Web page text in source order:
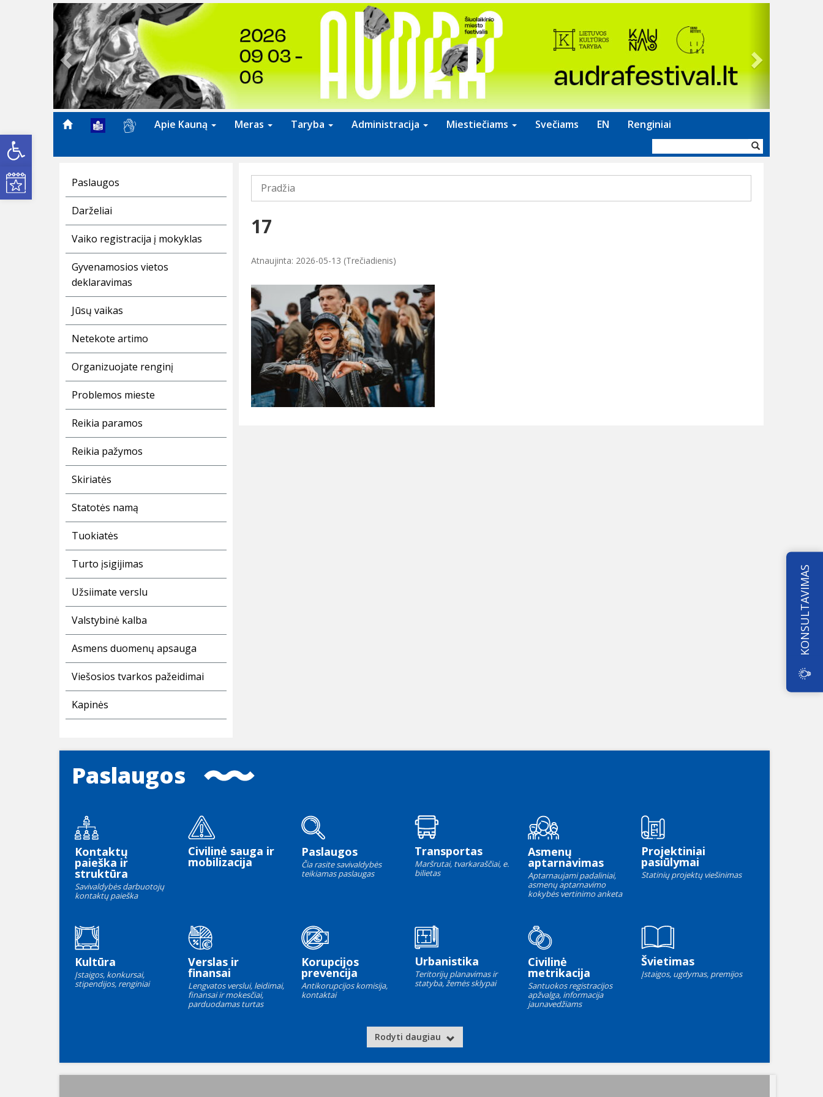
Open toolbar
Kultūros renginiai
Previous
Apie Kauną Meras Taryba Administracija Miestiečiams Svečiams EN Renginiai
forma
Paslaugos
Darželiai
Vaiko registracija į mokyklas
Gyvenamosios vietos
deklaravimas
Jūsų vaikas
Netekote artimo
Organizuojate renginį
Problemos mieste
Reikia paramos
Reikia pažymos
Skiriatės
Statotės namą
Tuokiatės
Turto įsigijimas
Užsiimate verslu
Valstybinė kalba
Asmens duomenų apsauga
Viešosios tvarkos pažeidimai
Kapinės
Pradžia
17
Atnaujinta: 2026-05-13 (Trečiadienis)
Paslaugos
Kontaktų
paieška ir
struktūra
Savivaldybės darbuotojų
kontaktų paieška
Civilinė sauga ir
mobilizacija
Paslaugos
Čia rasite savivaldybės
teikiamas paslaugas
Transportas
Maršrutai, tvarkaraščiai, e.
bilietas
Asmenų
aptarnavimas
Aptarnaujami padaliniai,
asmenų aptarnavimo
kokybės vertinimo anketa
Projektiniai
pasiūlymai
Statinių projektų viešinimas
Kultūra
Įstaigos, konkursai,
stipendijos, renginiai
Verslas ir
finansai
Lengvatos verslui, leidimai,
finansai ir mokesčiai,
parduodamas turtas
Korupcijos
prevencija
Antikorupcijos komisija,
kontaktai
Urbanistika
Teritorijų planavimas ir
statyba, žemės sklypai
Civilinė
metrikacija
Santuokos registracijos
apžvalga, informacija
jaunavedžiams
Švietimas
Įstaigos, ugdymas, premijos
Rodyti daugiau
KONSULTAVIMAS